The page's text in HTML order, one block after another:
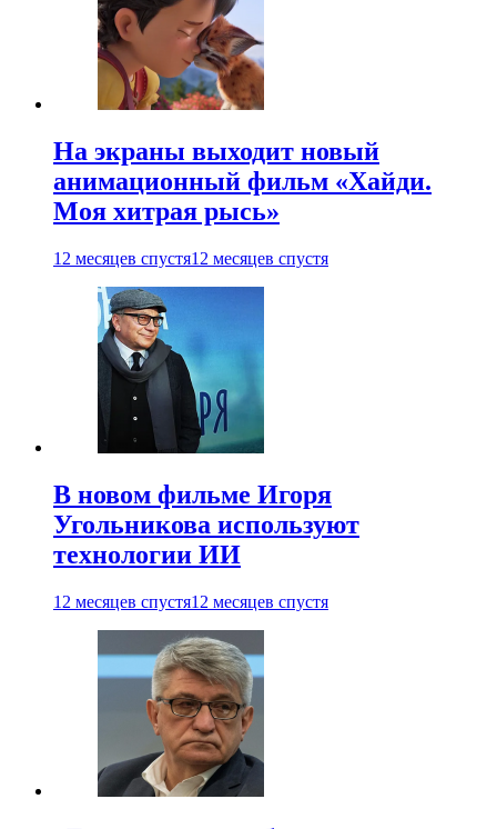
На экраны выходит новый
анимационный фильм «Хайди.
Моя хитрая рысь»
12 месяцев спустя12 месяцев спустя
В новом фильме Игоря
Угольникова используют
технологии ИИ
12 месяцев спустя12 месяцев спустя